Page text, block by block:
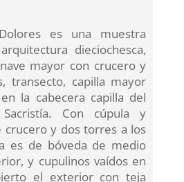
es una muestra
dieciochesca,
mayor con crucero y
transecto, capilla mayor
la cabecera capilla del
Con cúpula y
crucero y dos torres a los
es de bóveda de medio
y cupulinos vaídos en
el exterior con teja